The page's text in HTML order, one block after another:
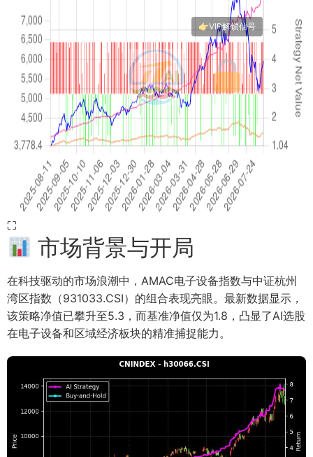
⛶
市场背景与开局
在科技驱动的市场浪潮中，AMAC电子设备指数与中证杭州
湾区指数（931033.CSI）的组合表现亮眼。最新数据显示，
该策略净值已攀升至5.3，而基准净值仅为1.8，凸显了AI选股
在电子设备和区域经济板块的精准捕捉能力。